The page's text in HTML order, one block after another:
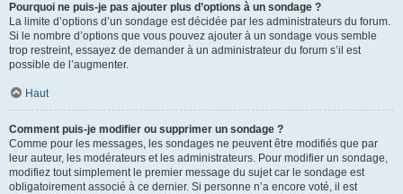
Pourquoi ne puis-je pas ajouter plus d’options à un sondage ?
La limite d’options d’un sondage est décidée par les administrateurs du forum.
Si le nombre d’options que vous pouvez ajouter à un sondage vous semble
trop restreint, essayez de demander à un administrateur du forum s’il est
possible de l’augmenter.
Haut
Comment puis-je modifier ou supprimer un sondage ?
Comme pour les messages, les sondages ne peuvent être modifiés que par
leur auteur, les modérateurs et les administrateurs. Pour modifier un sondage,
modifiez tout simplement le premier message du sujet car le sondage est
obligatoirement associé à ce dernier. Si personne n’a encore voté, il est